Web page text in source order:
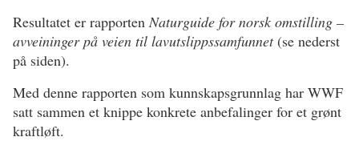
Resultatet er rapportenNaturguide for norsk omstilling –
avveininger på veien til lavutslippssamfunnet(se nederst
på siden).
Med denne rapporten som kunnskapsgrunnlag har WWF
satt sammen et knippe konkrete anbefalinger for et grønt
kraftløft.